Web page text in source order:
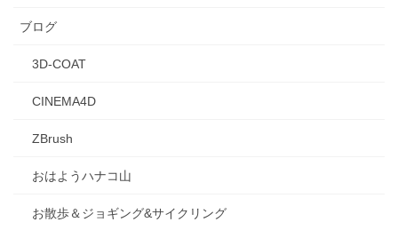
ブログ
3D-COAT
CINEMA4D
ZBrush
おはようハナコ山
お散歩＆ジョギング&サイクリング